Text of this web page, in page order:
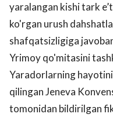
yaralangan kishi tark
ko'rgan urush
shafqatsizligiga
Yrimoy qo'mitasini
Yaradorlarning
qilingan Jeneva
tomonidan bildirilgan